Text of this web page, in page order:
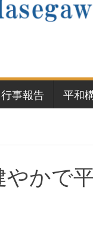
行事報告 平和
やかで